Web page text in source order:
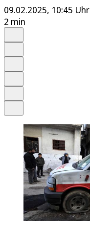
09.02.2025, 10:45 Uhr
2 min